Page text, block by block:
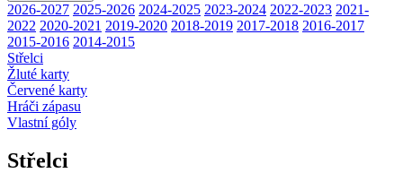
2026-2027 2025-2026 2024-2025 2023-2024 2022-2023 2021-
2022 2020-2021 2019-2020 2018-2019 2017-2018 2016-2017
2015-2016 2014-2015
Střelci
Žluté karty
Červené karty
Hráči zápasu
Vlastní góly
Střelci